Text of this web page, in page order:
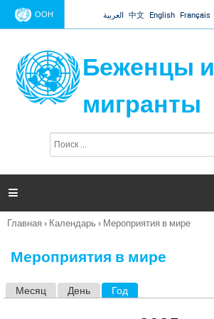
Jump to navigation
ООН العربية 中文 English Français
Беженцы и
мигранты
п
и

Вы
Главная › Календарь › Мероприятия в мире
Мероприятия в мире
Месяц День Год